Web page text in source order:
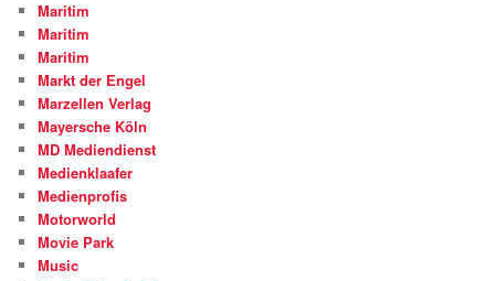
Maritim
Maritim
Maritim
Markt der Engel
Marzellen Verlag
Mayersche Köln
MD Mediendienst
Medienklaafer
Medienprofis
Motorworld
Movie Park
Music